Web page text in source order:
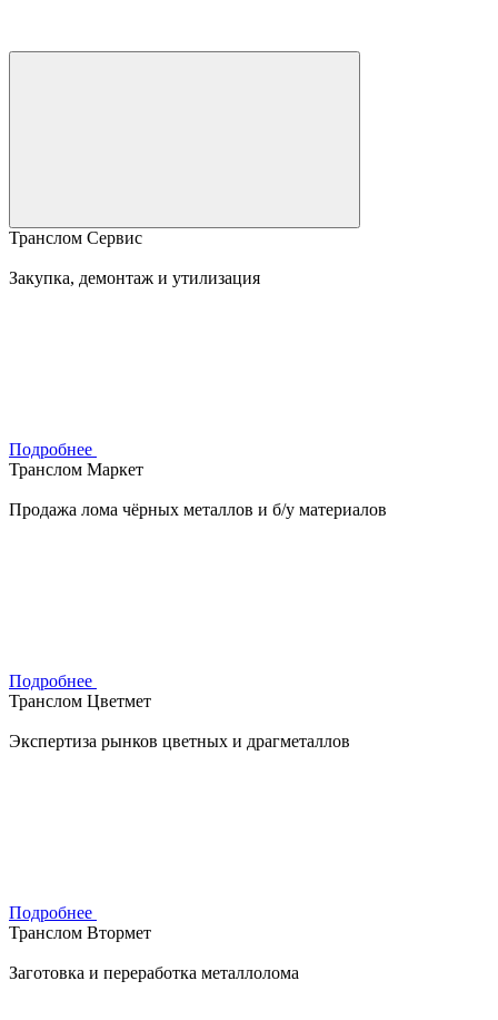
Транслом Сервис
Закупка, демонтаж и утилизация
Подробнее
Транслом Маркет
Продажа лома чёрных металлов и б/у материалов
Подробнее
Транслом Цветмет
Экспертиза рынков цветных и драгметаллов
Подробнее
Транслом Втормет
Заготовка и переработка металлолома